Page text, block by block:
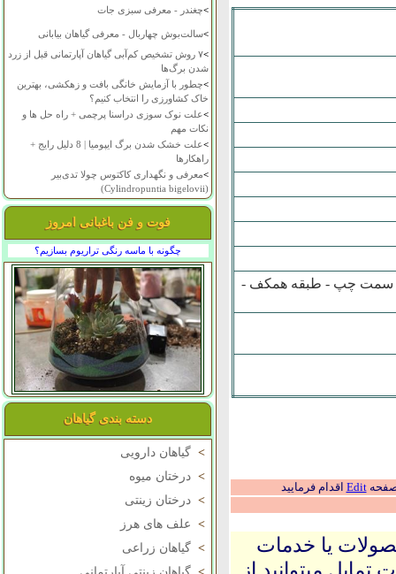
>چغندر - معرفی سبزی جات
>سالت‌بوش چهاربال - معرفی گیاهان بیابانی
>
۷ روش تشخیص کم‌آبی گیاهان آپارتمانی قبل از زرد
شدن برگ‌ها
>چطور با آزمایش خانگی بافت و زهکشی، بهترین
خاک کشاورزی را انتخاب کنیم؟
>علت نوک سوزی دراسنا پرچمی + راه حل ها و
نکات مهم
>
علت خشک شدن برگ ایپومیا | 8 دلیل رایج +
راهکارها
>معرفی و نگهداری کاکتوس چولا تدی‌بیر
(Cylindropuntia bigelovii)
فوت و فن باغبانی امروز
چگونه با ماسه رنگی تراریوم بسازیم؟
دسته بندی گیاهان
> گیاهان دارویی
> درختان میوه
> درختان زینتی
> علف های هرز
> گیاهان زراعی
- سمت چپ - طبقه همکف -
صفحهEdit اقدام فرمایید
یا خدمات